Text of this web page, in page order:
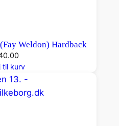
Weldon) Hardback
til kurv